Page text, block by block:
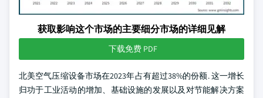
获取影响这个市场的主要细分市场的详细见解
下载免费 PDF
北美空气压缩设备市场在2023年占有超过38%的份额. 这一增长
归功于工业活动的增加、基础设施的发展以及对节能解决方案